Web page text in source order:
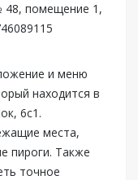
48, помещение 1,
и меню
находится в
6с1.
места,
пироги. Также
точное